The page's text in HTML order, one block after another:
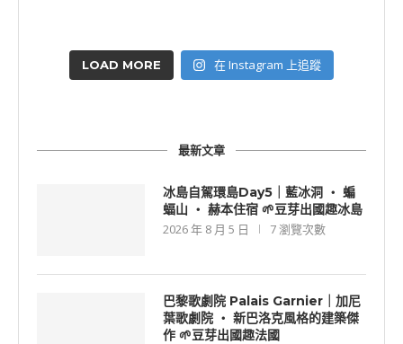
LOAD MORE 在 Instagram 上追蹤
最新文章
冰島自駕環島Day5｜藍冰洞 ‧ 蝙
蝠山 ‧ 赫本住宿 🌱豆芽出國趣冰島
2026 年 8 月 5 日
7 瀏覽次數
巴黎歌劇院 Palais Garnier｜加尼
葉歌劇院 ‧ 新巴洛克風格的建築傑
作 🌱豆芽出國趣法國